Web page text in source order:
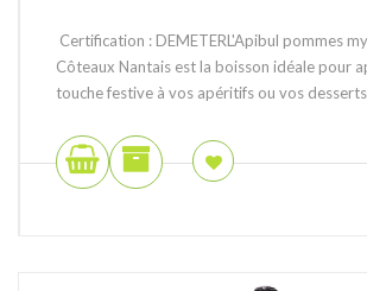
Certification : DEMETERL'Apibul pommes
Côteaux Nantais est la boisson idéale pour
touche festive à vos apéritifs ou vos